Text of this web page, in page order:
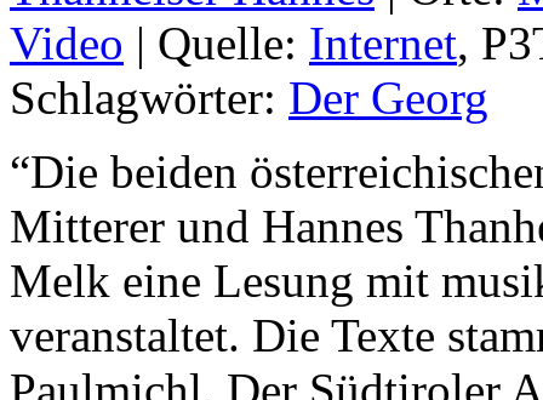
Video | Quelle: Internet,
Schlagwörter: Der Georg
“Die beiden
Mitterer und Hannes
Melk eine Lesung mit
veranstaltet. Die Texte